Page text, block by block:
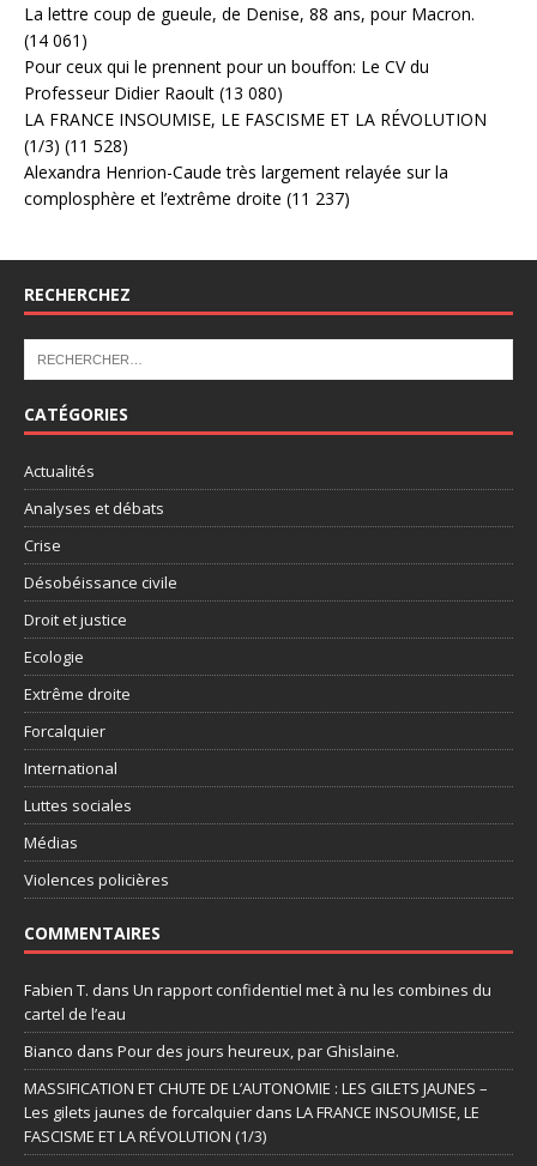
La lettre coup de gueule, de Denise, 88 ans, pour Macron.
(14 061)
Pour ceux qui le prennent pour un bouffon: Le CV du
Professeur Didier Raoult (13 080)
LA FRANCE INSOUMISE, LE FASCISME ET LA RÉVOLUTION
(1/3) (11 528)
Alexandra Henrion-Caude très largement relayée sur la
complosphère et l’extrême droite (11 237)
RECHERCHEZ
CATÉGORIES
Actualités
Analyses et débats
Crise
Désobéissance civile
Droit et justice
Ecologie
Extrême droite
Forcalquier
International
Luttes sociales
Médias
Violences policières
COMMENTAIRES
Fabien T. dans Un rapport confidentiel met à nu les combines du
cartel de l’eau
Bianco dans Pour des jours heureux, par Ghislaine.
MASSIFICATION ET CHUTE DE L’AUTONOMIE : LES GILETS JAUNES –
Les gilets jaunes de forcalquier dans LA FRANCE INSOUMISE, LE
FASCISME ET LA RÉVOLUTION (1/3)